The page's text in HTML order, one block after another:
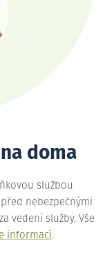
doma
službou
nebezpečnými
vedení služby. Vše
informací.